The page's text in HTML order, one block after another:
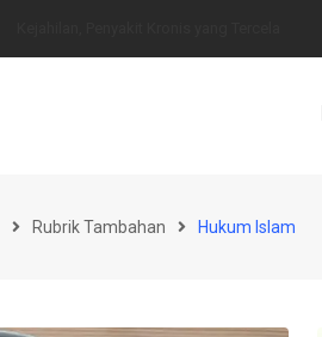
Rubrik Tambahan Hukum Islam